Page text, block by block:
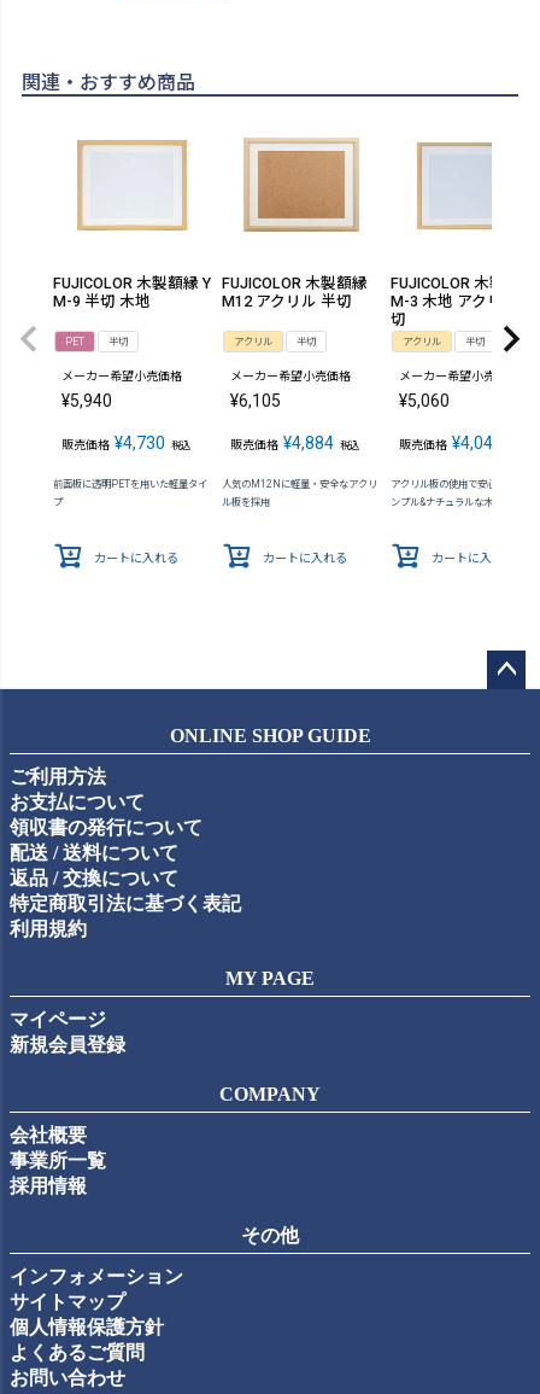
関連・おすすめ商品
FUJICOLOR 木製額縁 Y
M-9 半切 木地
PET 半切
メーカー希望小売価格
¥5,940
販売価格 ¥4,730 税込
前面板に透明PETを用いた軽量タイ
プ
カートに入れる
FUJICOLOR 木製額縁
M12 アクリル 半切
アクリル 半切
メーカー希望小売価格
¥6,105
販売価格 ¥4,884 税込
人気のM12Nに軽量・安全なアクリ
ル板を採用
カートに入れる
FUJICOLOR 木製額縁
M-3 木地 アクリル 半
切
アクリル 半切
メーカー希望小売価格
¥5,060
販売価格 ¥4,048
アクリル板の使用で安心感が向上
ンプル&ナチュラルな木製額縁
カートに入れる
ップ
ONLINE SHOP GUIDE
ご利用方法
お支払について
領収書の発行について
配送 / 送料について
返品 / 交換について
特定商取引法に基づく表記
利用規約
MY PAGE
マイページ
新規会員登録
COMPANY
会社概要
事業所一覧
採用情報
その他
インフォメーション
サイトマップ
個人情報保護方針
よくあるご質問
お問い合わせ